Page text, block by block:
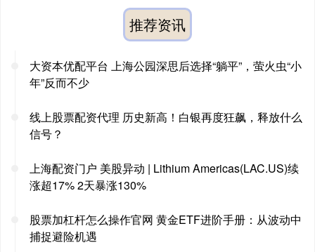
推荐资讯
大资本优配平台 上海公园深思后选择“躺平”，萤火虫“小
年”反而不少
线上股票配资代理 历史新高！白银再度狂飙，释放什么
信号？
上海配资门户 美股异动 | Lithium Americas(LAC.US)续
涨超17% 2天暴涨130%
股票加杠杆怎么操作官网 黄金ETF进阶手册：从波动中
捕捉避险机遇